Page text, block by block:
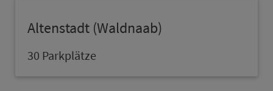
Altenstadt (Waldnaab)
30 Parkplätze